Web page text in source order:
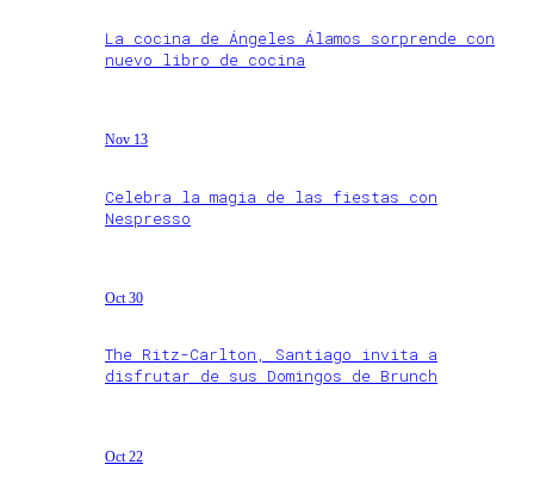
La cocina de Ángeles Álamos sorprende con
nuevo libro de cocina
Nov 13
Celebra la magia de las fiestas con
Nespresso
Oct 30
The Ritz-Carlton, Santiago invita a
disfrutar de sus Domingos de Brunch
Oct 22